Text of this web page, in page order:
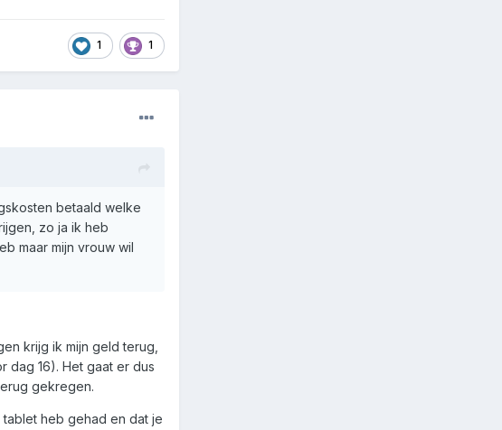
1 1
betaald welke
zo ja ik heb
maar mijn vrouw wil
krijg ik mijn geld terug,
dag 16). Het gaat er dus
gekregen.
heb gehad en dat je